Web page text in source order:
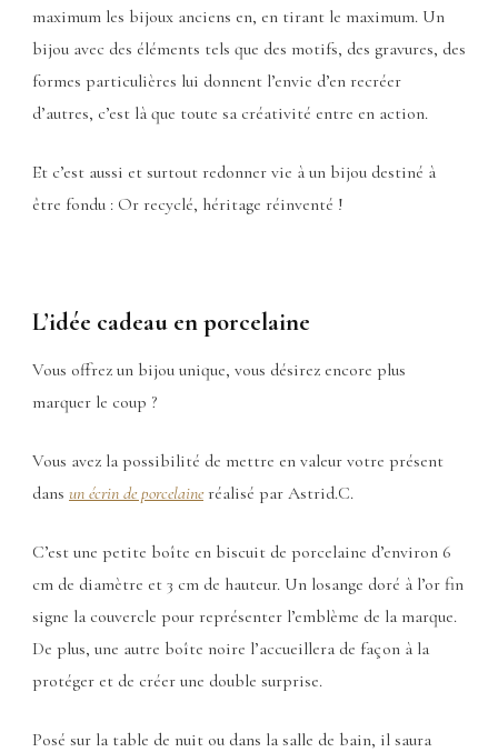
maximum les bijoux anciens en, en tirant le maximum. Un
bijou avec des éléments tels que des motifs, des gravures, des
formes particulières lui donnent l’envie d’en recréer
d’autres, c’est là que toute sa créativité entre en action.
Et c’est aussi et surtout redonner vie à un bijou destiné à
être fondu : Or recyclé, héritage réinventé !
L’idée cadeau en porcelaine
Vous offrez un bijou unique, vous désirez encore plus
marquer le coup ?
Vous avez la possibilité de mettre en valeur votre présent
dans un écrin de porcelaine réalisé par Astrid.C.
C’est une petite boîte en biscuit de porcelaine d’environ 6
cm de diamètre et 3 cm de hauteur. Un losange doré à l’or fin
signe la couvercle pour représenter l’emblème de la marque.
De plus, une autre boîte noire l’accueillera de façon à la
protéger et de créer une double surprise.
Posé sur la table de nuit ou dans la salle de bain, il saura